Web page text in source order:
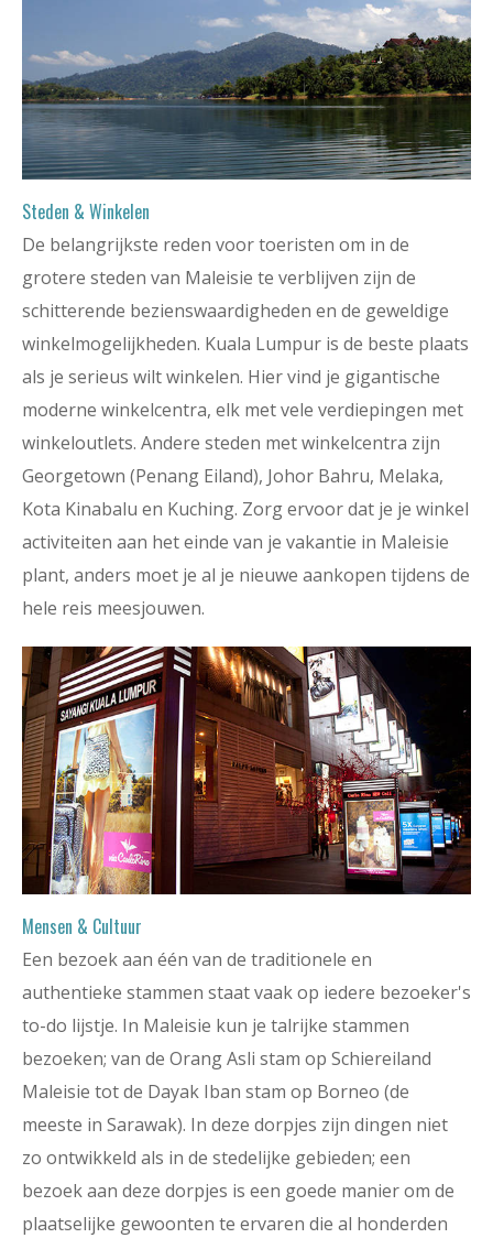
Steden & Winkelen
De belangrijkste reden voor toeristen om in de
grotere steden van Maleisie te verblijven zijn de
schitterende bezienswaardigheden en de geweldige
winkelmogelijkheden. Kuala Lumpur is de beste plaats
als je serieus wilt winkelen. Hier vind je gigantische
moderne winkelcentra, elk met vele verdiepingen met
winkeloutlets. Andere steden met winkelcentra zijn
Georgetown (Penang Eiland), Johor Bahru, Melaka,
Kota Kinabalu en Kuching. Zorg ervoor dat je je winkel
activiteiten aan het einde van je vakantie in Maleisie
plant, anders moet je al je nieuwe aankopen tijdens de
hele reis meesjouwen.
Mensen & Cultuur
Een bezoek aan één van de traditionele en
authentieke stammen staat vaak op iedere bezoeker's
to-do lijstje. In Maleisie kun je talrijke stammen
bezoeken; van de Orang Asli stam op Schiereiland
Maleisie tot de Dayak Iban stam op Borneo (de
meeste in Sarawak). In deze dorpjes zijn dingen niet
zo ontwikkeld als in de stedelijke gebieden; een
bezoek aan deze dorpjes is een goede manier om de
plaatselijke gewoonten te ervaren die al honderden